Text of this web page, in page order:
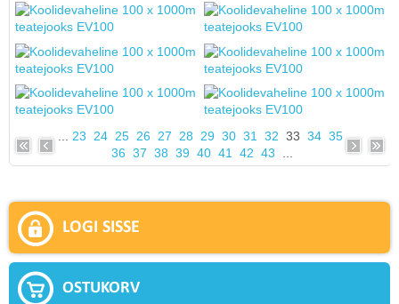
23 24 25 26 27 28 29 30 31 32 33 34 35
36 37 38 39 40 41 42 43
LOGI SISSE
OSTUKORV